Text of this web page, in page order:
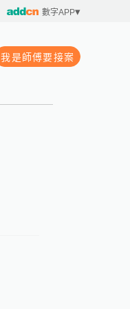
數字APP
我是師傅要接案